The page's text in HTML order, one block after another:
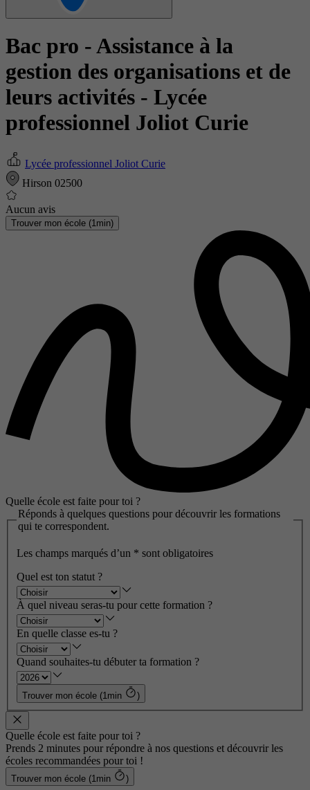
Bac pro - Assistance à la
gestion des organisations et de
leurs activités - Lycée
professionnel Joliot Curie
Lycée professionnel Joliot Curie
Hirson 02500
Aucun avis
Trouver mon école (1min)
Quelle école est faite pour toi ?
Réponds à quelques questions pour découvrir les formations
qui te correspondent.
Les champs marqués d’un * sont obligatoires
Quel est ton statut ?
À quel niveau seras-tu pour cette formation ?
En quelle classe es-tu ?
Quand souhaites-tu débuter ta formation ?
Trouver mon école (1min )
Quelle école est faite pour toi ?
Prends 2 minutes pour répondre à nos questions et découvrir les
écoles recommandées pour toi !
Trouver mon école (1min )